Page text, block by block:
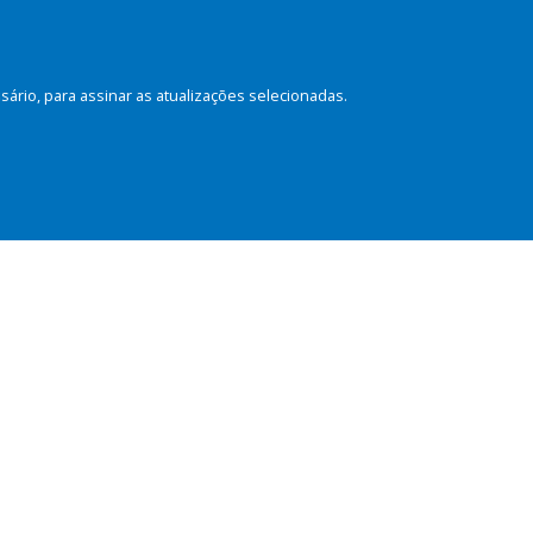
para assinar as atualizações selecionadas.